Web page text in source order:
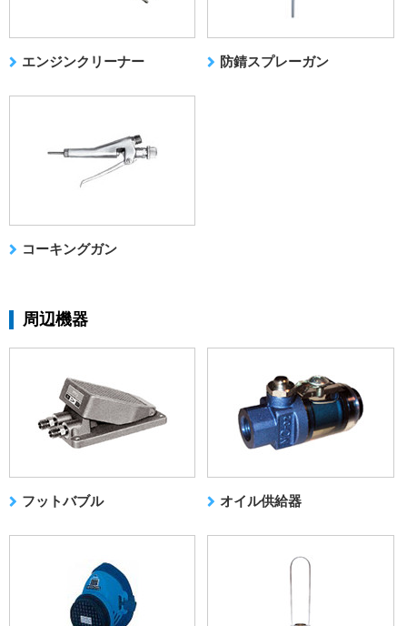
エンジンクリーナー 防錆スプレーガン
コーキングガン
周辺機器
フットバブル オイル供給器